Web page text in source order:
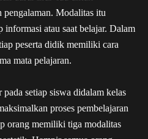
pengalaman. Modalitas itu
informasi atau saat belajar. Dalam
peserta didik memiliki cara
mata pelajaran.
setiap siswa didalam kelas
proses pembelajaran
orang memiliki tiga modalitas